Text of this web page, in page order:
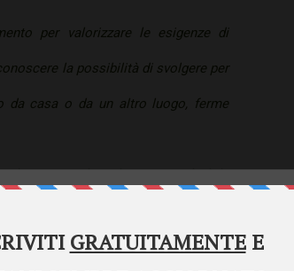
per valorizzare le esigenze di
la possibilità di svolgere per
da casa o da un altro luogo, ferme
la stesura di un buon accordo è la
definisce in modo preciso qual è la
di farne un cattivo uso.
asks for your consent to use your
data for the following purposes: